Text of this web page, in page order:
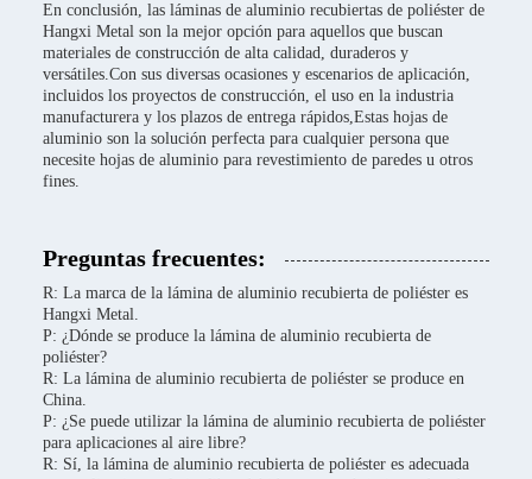
En conclusión, las láminas de aluminio recubiertas de poliéster de
Hangxi Metal son la mejor opción para aquellos que buscan
materiales de construcción de alta calidad, duraderos y
versátiles.Con sus diversas ocasiones y escenarios de aplicación,
incluidos los proyectos de construcción, el uso en la industria
manufacturera y los plazos de entrega rápidos,Estas hojas de
aluminio son la solución perfecta para cualquier persona que
necesite hojas de aluminio para revestimiento de paredes u otros
fines.
Preguntas frecuentes:
R: La marca de la lámina de aluminio recubierta de poliéster es
Hangxi Metal.
P: ¿Dónde se produce la lámina de aluminio recubierta de
poliéster?
R: La lámina de aluminio recubierta de poliéster se produce en
China.
P: ¿Se puede utilizar la lámina de aluminio recubierta de poliéster
para aplicaciones al aire libre?
R: Sí, la lámina de aluminio recubierta de poliéster es adecuada